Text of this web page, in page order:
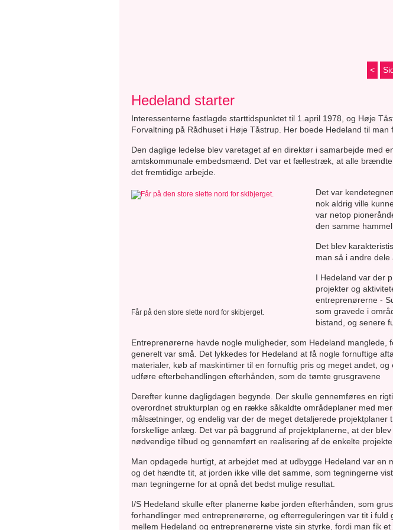
<
Hedeland starter
Interessenterne fastlagde starttidspunktet til 1.april 1978, og Høje
Forvaltning på Rådhuset i Høje Tåstrup. Her boede Hedeland til
Den daglige ledelse blev varetaget af en direktør i samarbejde med
amtskommunale embedsmænd. Det var et fællestræk, at alle
det fremtidige arbejde.
Får på den store slette nord for skibjerget.
Det var
nok aldrig ville
var netop
den samme hammel.
Det blev
man så i andre dele
I Hedeland var der
projekter og
entreprenørerne -
som gravede i
bistand, og senere
Entreprenørerne havde nogle muligheder, som Hedeland manglede,
generelt var små. Det lykkedes for Hedeland at få nogle fornuftige
materialer, køb af maskintimer til en fornuftig pris og meget andet,
udføre efterbehandlingen efterhånden, som de tømte grusgravene
Derefter kunne dagligdagen begynde. Der skulle gennemføres en
overordnet strukturplan og en række såkaldte områdeplaner med
målsætninger, og endelig var der de meget detaljerede projektplaner
forskellige anlæg. Det var på baggrund af projektplanerne, at der
nødvendige tilbud og gennemført en realisering af de enkelte
Man opdagede hurtigt, at arbejdet med at udbygge Hedeland var en
og det hændte tit, at jorden ikke ville det samme, som tegningerne
man tegningerne for at opnå det bedst mulige resultat.
I/S Hedeland skulle efter planerne købe jorden efterhånden, som
forhandlinger med entreprenørerne, og efterreguleringen var tit i
mellem Hedeland og entreprenørerne viste sin styrke, fordi man fik